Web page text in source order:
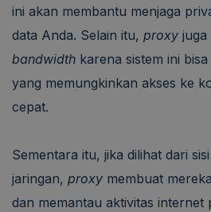
ini akan membantu menjaga
data Anda. Selain itu, proxy juga
bandwidth karena sistem ini
yang memungkinkan akses ke
cepat.
Sementara itu, jika dilihat dari
jaringan, proxy membuat
dan memantau aktivitas internet